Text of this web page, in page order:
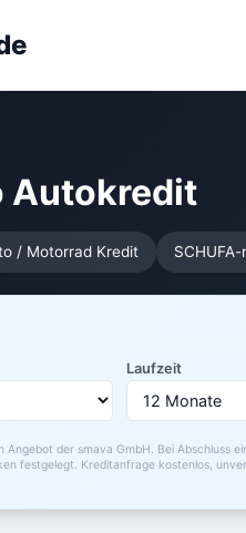
Autokredit
/ Motorrad Kredit
Laufzeit
Angebot der smava GmbH. Bei Abschluss
festgelegt. Kreditanfrage kostenlos,